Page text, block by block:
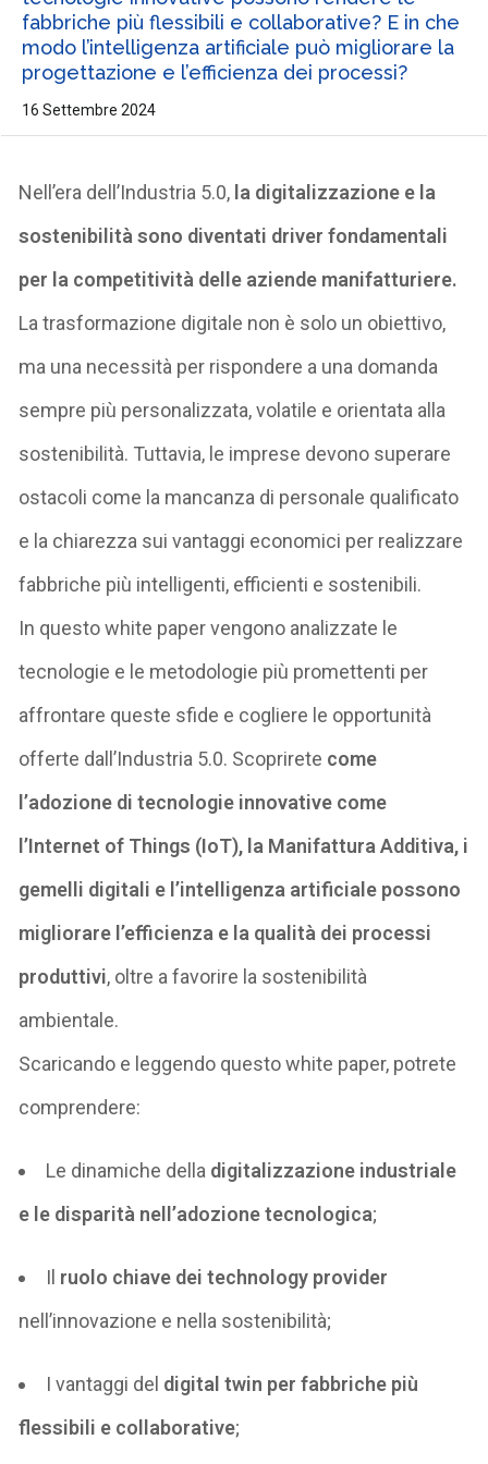
fabbriche più flessibili e collaborative? E in che
modo l’intelligenza artificiale può migliorare la
progettazione e l’efficienza dei processi?
16 Settembre 2024
Nell’era dell’Industria 5.0, la digitalizzazione e la
sostenibilità sono diventati driver fondamentali
per la competitività delle aziende manifatturiere.
Latrasformazione digitale non è solo un obiettivo,
ma una necessità per rispondere a una domanda
sempre più personalizzata, volatile e orientata alla
sostenibilità. Tuttavia, le imprese devono superare
ostacoli come la mancanza di personale qualificato
e la chiarezza sui vantaggi economici per realizzare
fabbriche più intelligenti, efficienti e sostenibili.
In questo white paper vengono analizzate le
tecnologie e le metodologie più promettenti per
affrontare queste sfide e cogliere le opportunità
offerte dall’Industria 5.0. Scoprirete come
l’adozione di tecnologie innovative come
l’Internet of Things (IoT), la Manifattura Additiva, i
gemelli digitali e l’intelligenza artificiale possono
migliorare l’efficienza e la qualità dei processi
produttivi, oltre a favorire la sostenibilità
ambientale.
Scaricando e leggendo questo white paper, potrete
comprendere:
Le dinamiche della digitalizzazione industriale
e le disparità nell’adozione tecnologica;
Il ruolo chiave deitechnology provider
nell’innovazione e nella sostenibilità;
Ivantaggi del digital twin per fabbriche più
flessibili e collaborative;